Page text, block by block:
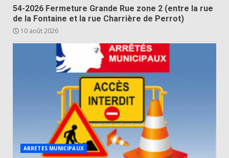
54-2026 Fermeture Grande Rue zone 2 (entre la rue
de la Fontaine et la rue Charrière de Perrot)
10 août 2026
ARRETES MUNICIPAUX